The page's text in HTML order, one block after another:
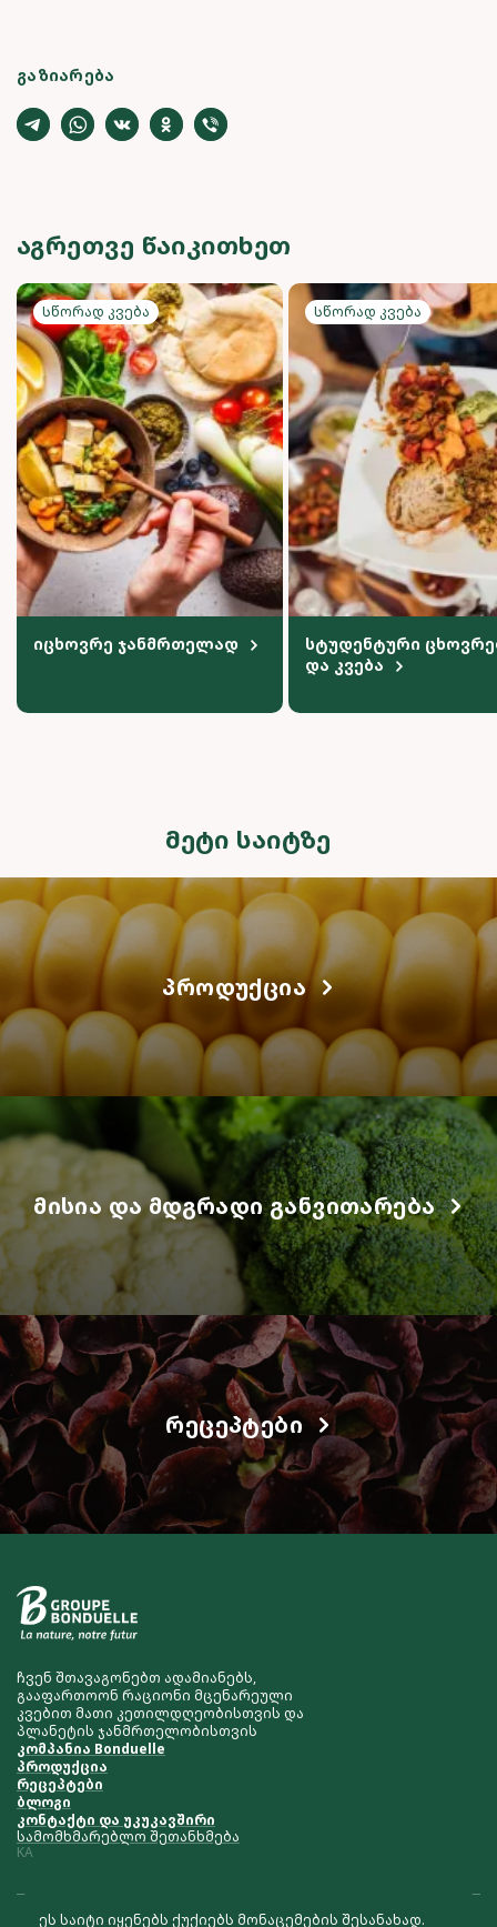
ᲒᲐᲖᲘᲐᲠᲔᲑᲐ
ᲐᲒᲠᲔᲗᲕᲔ ᲬᲐᲘᲙᲘᲗᲮᲔᲗ
Სწორად კვება
იცხოვრე ჯანმრთელად
Სწორად კვება
სტუდენტური
და კვება
ᲛᲔᲢᲘ ᲡᲐᲘᲢᲖᲔ
ᲞᲠᲝᲓᲣᲥᲪᲘᲐ
ᲛᲘᲡᲘᲐ ᲓᲐ ᲛᲓᲒᲠᲐᲓᲘ ᲒᲐᲜᲕᲘᲗᲐᲠᲔᲑᲐ
ᲠᲔᲪᲔᲞᲢᲔᲑᲘ
ჩვენ შთავაგონებთ ადამიანებს,
გააფართოონ რაციონი მცენარეული
კვებით მათი კეთილდღეობისთვის და
პლანეტის ჯანმრთელობისთვის
კომპანია Bonduelle
პროდუქცია
რეცეპტები
ბლოგი
კონტაქტი და უკუკავშირი
სამომხმარებლო შეთანხმება
KA
ეს საიტი იყენებს ქუქიებს მონაცემების შესანახად.